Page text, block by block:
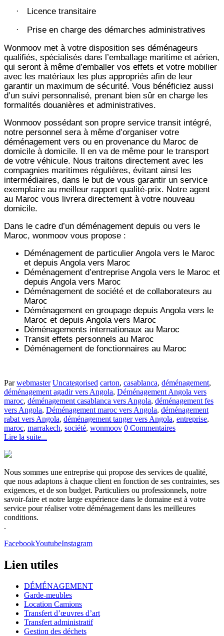
· Licence transitaire
·
Prise en charge des démarches administratives
Wonmoov met à votre disposition ses déménageurs
qualifiés, spécialisés dans l’emballage maritime et aérien,
qui seront à même d’emballer vos effets et votre mobilier
avec les matériaux les plus appropriés afin de leur
garantir un maximum de sécurité. Vous bénéficiez aussi
d’un suivi personnalisé, prenant bien sûr en charge les
formalités douanières et administratives.
Wonmoov possédant son propre service transit intégré,
notre personnel sera à même d’organiser votre
déménagement vers ou en provenance du Maroc de
domicile à domicile. Il en va de même pour le transport
de votre véhicule. Nous traitons directement avec les
compagnies maritimes régulières, évitant ainsi les
intermédiaires, dans le but de vous garantir un service
exemplaire au meilleur rapport qualité-prix. Notre agent
au Maroc vous livrera directement à votre nouveau
domicile.
Dans le cadre d’un déménagement depuis ou vers le
Maroc, wonmoov vous propose :
Déménagement de particulier Angola vers le Maroc
et depuis Angola vers Maroc
Déménagement d’entreprise Angola vers le Maroc et
depuis Angola vers Maroc
Déménagement de société et de collaborateurs au
Maroc
Déménagement en groupage depuis Angola vers le
Maroc et depuis Angola vers Maroc
Déménagements internationaux au Maroc
Transit effets personnels au Maroc
Déménagement de fonctionnaires au Maroc
Parwebmaster Uncategorised carton, casablanca, déménagement,
déménagement agadir vers Angola, Déménagement Angola vers
maroc, déménagement casablanca vers Angola, déménagement fes
vers Angola, Déménagement maroc vers Angola, déménagement
rabat vers Angola, déménagement tanger vers Angola, entreprise,
maroc, marrakech, société, wonmoov 0 Commentaires
Lire la suite...
Nous sommes une entreprise qui propose des services de qualité,
que nous adaptons à chaque client en fonction de ses contraintes, ses
exigences, et de son budget. Particuliers ou professionnels, notre
savoir-faire et notre large expérience dans le domaine est à votre
service pour réaliser votre déménagement dans les meilleures
conditions.
.
FacebookYoutubeInstagram
Lien utiles
DÉMÉNAGEMENT
Garde-meubles
Location Camions
Transfert d’œuvres d’art
Transfert administratif
Gestion des déchets